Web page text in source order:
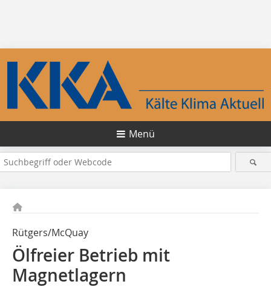
Menü
Rütgers/McQuay
Ölfreier Betrieb mit
Magnetlagern